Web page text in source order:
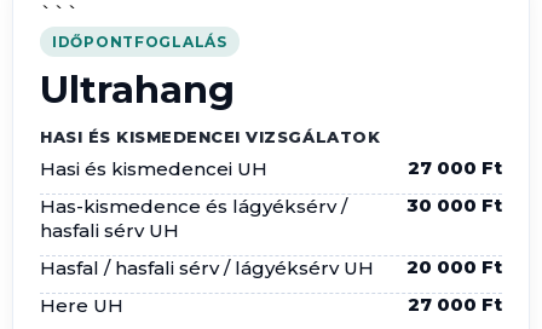
```
IDŐPONTFOGLALÁS
Ultrahang
HASI ÉS KISMEDENCEI VIZSGÁLATOK
Hasi és kismedencei UH
27 000 Ft
Has-kismedence és lágyéksérv /
hasfali sérv UH
30 000 Ft
Hasfal / hasfali sérv / lágyéksérv UH
20 000 Ft
Here UH
27 000 Ft